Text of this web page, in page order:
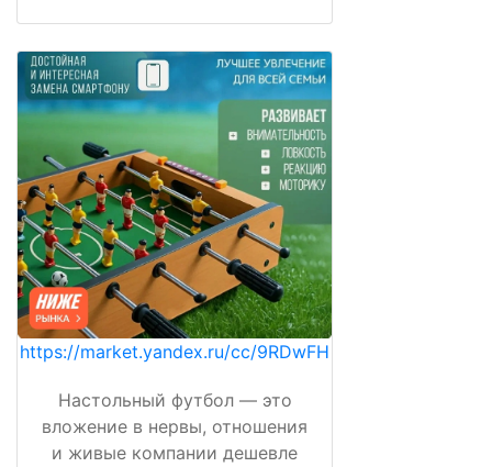
https://market.yandex.ru/cc/9RDwFH
Настольный футбол — это
вложение в нервы, отношения
и живые компании дешевле